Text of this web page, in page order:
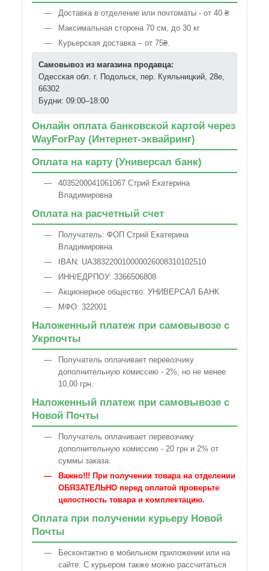
Доставка в отделение или почтоматы - от 40 ₴
Максимальная сторона 70 см, до 30 кг
Курьерская доставка – от 75₴.
Самовывоз из магазина продавца:
Одесская обл. г. Подольск, пер. Куяльницкий, 28е,
66302
Будни: 09:00–18:00
Онлайн оплата банковской картой через
WayForPay (Интернет-эквайринг)
Оплата на карту (Универсал банк)
4035200041061067 Стрий Екатерина
Владимировна
Оплата на расчетный счет
Получатель: ФОП Стрий Екатерина
Владимировна
IBAN: UA383220010000026008310102510
ИНН/ЕДРПОУ: 3366506808
Акционерное общество: УНИВЕРСАЛ БАНК
МФО: 322001
Наложенный платеж при самовывозе с
Укрпочты
Получатель оплачивает перевозчику
дополнительную комиссию - 2%, но не менее
10,00 грн.
Наложенный платеж при самовывозе с
Новой Почты
Получатель оплачивает перевозчику
дополнительную комиссию - 20 грн и 2% от
суммы заказа.
Важно!!! При получении товара на отделении
ОБЯЗАТЕЛЬНО перед оплатой проверьте
целостность товара и комплектацию.
Оплата при получении курьеру Новой
Почты
Бесконтактно в мобильном приложении или на
сайте. С курьером также можно рассчитаться